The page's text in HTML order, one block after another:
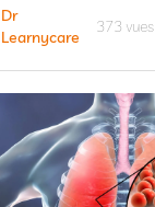
Dr
Learnycare
373 vues